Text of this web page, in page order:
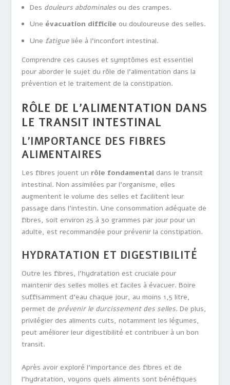
Des douleurs abdominales ou des crampes.
Une évacuation difficile ou douloureuse des selles.
Une fatigue liée à l’inconfort intestinal.
Comprendre ces causes et symptômes est essentiel
pour aborder le sujet du rôle de l’alimentation dans la
prévention et le traitement de la constipation.
RÔLE DE L’ALIMENTATION DANS
LE TRANSIT INTESTINAL
L’IMPORTANCE DES FIBRES
ALIMENTAIRES
Les fibres jouent un rôle fondamental dans le transit
intestinal. Non assimilées par l’organisme, elles
augmentent le volume des selles et facilitent leur
passage dans l’intestin. Une consommation adéquate de
fibres, soit environ 25 à 30 grammes par jour pour un
adulte, est recommandée pour prévenir la constipation.
HYDRATATION ET DIGESTIBILITÉ
Outre les fibres, l’hydratation est cruciale pour
maintenir des selles molles et faciles à évacuer. Boire
suffisamment d’eau chaque jour, au moins 1,5 litre,
permet de prévenir le durcissement des selles. De plus,
privilégier des aliments cuits, notamment les légumes,
peut améliorer leur digestibilité et contribuer à un bon
transit.
Après avoir exploré l’importance des fibres et de
l’hydratation, voyons quels aliments sont bénéfiques